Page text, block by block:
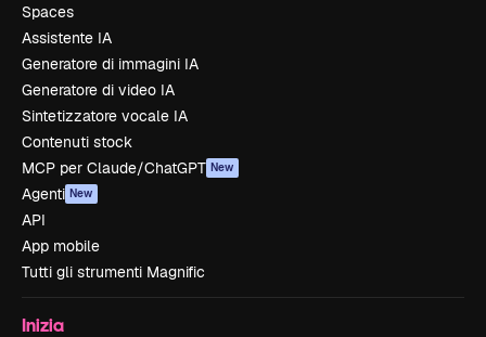
Spaces
Assistente IA
Generatore di immagini IA
Generatore di video IA
Sintetizzatore vocale IA
Contenuti stock
MCP per Claude/ChatGPT New
Agenti New
API
App mobile
Tutti gli strumenti Magnific
Inizia